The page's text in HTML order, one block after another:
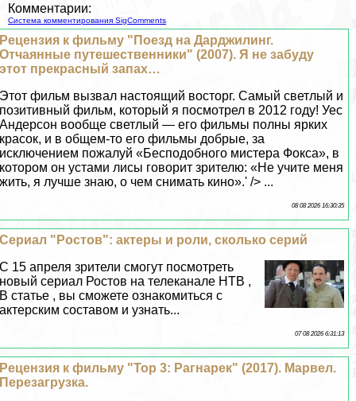
Комментарии:
Система комментирования SigComments
Рецензия к фильму "Поезд на Дарджилинг.
Отчаянные путешественники" (2007). Я не забуду
этот прекрасный запах…
Этот фильм вызвал настоящий восторг. Самый светлый и
позитивный фильм, который я посмотрел в 2012 году! Уес
Андерсон вообще светлый — его фильмы полны ярких
красок, и в общем-то его фильмы добрые, за
исключением пожалуй «Бесподобного мистера Фокса», в
котором он устами лисы говорит зрителю: «Не учите меня
жить, я лучше знаю, о чем снимать кино».' /> ...
08 08 2026 16:30:35
Сериал "Ростов": актеры и роли, сколько серий
C 15 апреля зрители смогут посмотреть
новый сериал Ростов на телеканале НТВ ,
В статье , вы сможете ознакомиться с
актерским составом и узнать...
07 08 2026 6:31:13
Рецензия к фильму "Тор 3: Рагнарек" (2017). Марвел.
Перезагрузка.